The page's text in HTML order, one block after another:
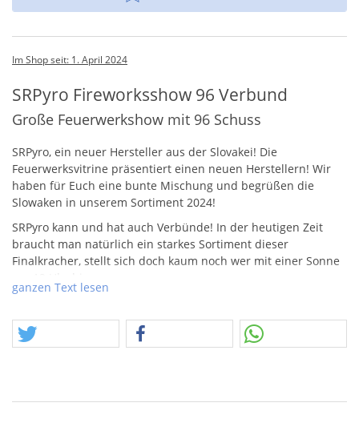
Im Shop seit: 1. April 2024
SRPyro Fireworksshow 96 Verbund
Große Feuerwerkshow mit 96 Schuss
SRPyro, ein neuer Hersteller aus der Slovakei! Die
Feuerwerksvitrine präsentiert einen neuen Herstellern! Wir
haben für Euch eine bunte Mischung und begrüßen die
Slowaken in unserem Sortiment 2024!
SRPyro kann und hat auch Verbünde! In der heutigen Zeit
braucht man natürlich ein starkes Sortiment dieser
Finalkracher, stellt sich doch kaum noch wer mit einer Sonne
Eine Reihe verschiedener Buketts mit großer Ausbreitung, ein
Bukett erinnert an die Super Show 6 von Jorgen, das andere
ist ein schönes Goldflimmerblinker-Bukett mit blauen Sternen
kommt im Mittelteil eine Reihe starker Salven, mit den
ganzen Text lesen